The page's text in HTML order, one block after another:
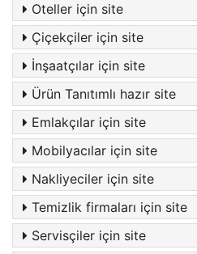
Oteller için site
Çiçekçiler için site
İnşaatçılar için site
Ürün Tanıtımlı hazır site
Emlakçılar için site
Mobilyacılar için site
Nakliyeciler için site
Temizlik firmaları için site
Servisçiler için site